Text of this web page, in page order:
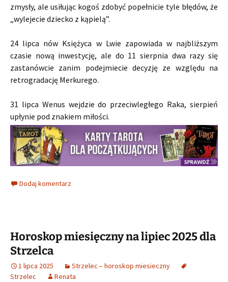
zmysły, ale usiłując kogoś zdobyć popełnicie tyle błędów, że
„wylejecie dziecko z kąpielą”.
24 lipca nów Księżyca w Lwie zapowiada w najbliższym
czasie nową inwestycję, ale do 11 sierpnia dwa razy się
zastanówcie zanim podejmiecie decyzję ze względu na
retrogradację Merkurego.
31 lipca Wenus wejdzie do przeciwległego Raka, sierpień
upłynie pod znakiem miłości.
Dodaj komentarz
Horoskop miesięczny na lipiec 2025 dla
Strzelca
1 lipca 2025
Strzelec – horoskop miesieczny
Strzelec
Renata